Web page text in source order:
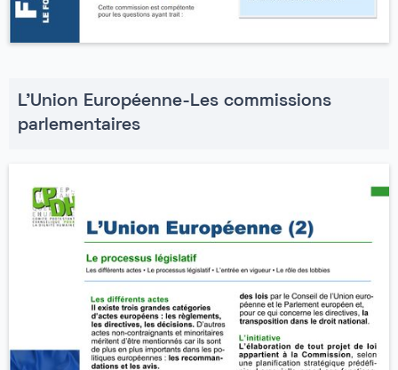
L'Union Européenne-Les commissions
parlementaires